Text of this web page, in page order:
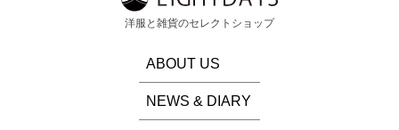
洋服と雑貨のセレクトショップ
ABOUT US
NEWS & DIARY